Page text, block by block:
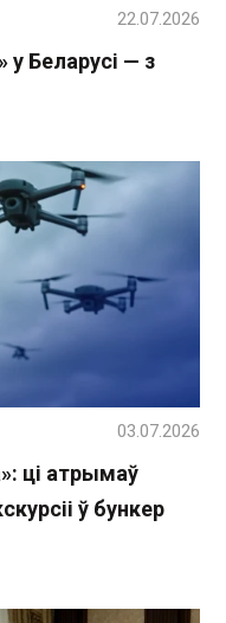
Беларусі — з
22.07.2026
ці атрымаў
ў бункер
03.07.2026